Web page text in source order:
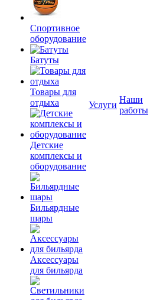
Спортивное
оборудование
Батуты
Товары для
отдыха
Детские
комплексы и
оборудование
Бильярдные
шары
Аксессуары
для бильярда
Услуги
Наши
работы